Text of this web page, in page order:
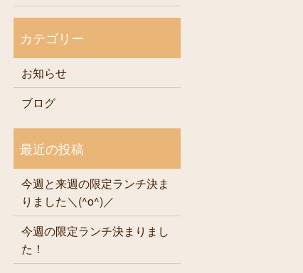
お知らせ
ブログ
今週と来週の限定ランチ決ま
りました＼(^o^)／
今週の限定ランチ決まりまし
た！